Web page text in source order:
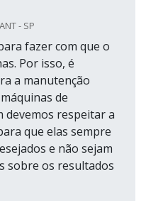
- SP
fazer com que o
Por isso, é
a manutenção
de
devemos respeitar a
que elas sempre
e não sejam
sobre os resultados